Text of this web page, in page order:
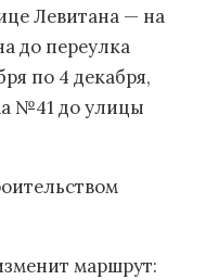
Левитана — на
до переулка
по 4 декабря,
№41 до улицы
маршрут: